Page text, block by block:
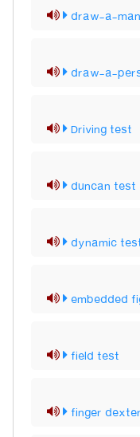
draw-a-
draw-a-
Driving test
duncan test
dynamic
embedded
field test
finger